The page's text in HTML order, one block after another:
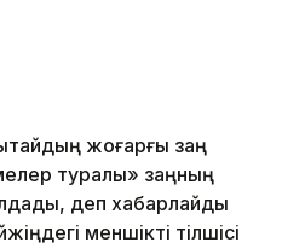
жоғарғы заң
туралы» заңның
деп хабарлайды
меншікті тілшісі